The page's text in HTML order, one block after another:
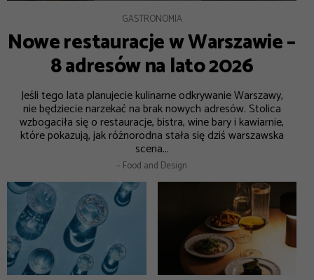
GASTRONOMIA
Nowe restauracje w Warszawie –
8 adresów na lato 2026
Jeśli tego lata planujecie kulinarne odkrywanie Warszawy,
nie będziecie narzekać na brak nowych adresów. Stolica
wzbogaciła się o restauracje, bistra, wine bary i kawiarnie,
które pokazują, jak różnorodna stała się dziś warszawska
scena...
– Food and Design